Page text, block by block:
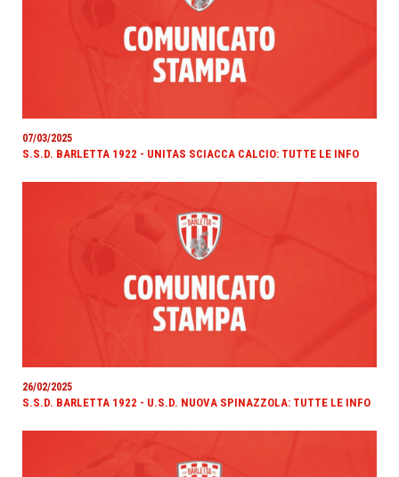
07/03/2025
S.S.D. BARLETTA 1922 - UNITAS SCIACCA CALCIO: TUTTE LE INFO
26/02/2025
S.S.D. BARLETTA 1922 - U.S.D. NUOVA SPINAZZOLA: TUTTE LE INFO